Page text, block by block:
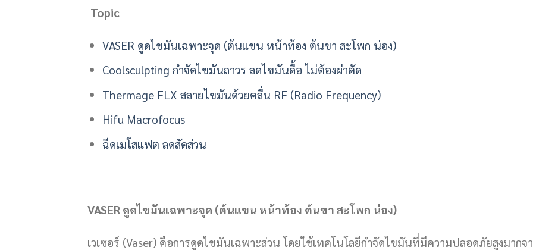
Topic
VASER ดูดไขมันเฉพาะจุด (ต้นแขน หน้าท้อง ต้นขา สะโพก น่อง)
Coolsculpting กำจัดไขมันถาวร ลดไขมันดื้อ ไม่ต้องผ่าตัด
Thermage FLX สลายไขมันด้วยคลื่น RF (Radio Frequency)
Hifu Macrofocus
ฉีดเมโสแฟต ลดสัดส่วน
VASER ดูดไขมันเฉพาะจุด (ต้นแขน หน้าท้อง ต้นขา สะโพก น่อง)
เวเซอร์ (Vaser) คือการดูดไขมันเฉพาะส่วน โดยใช้เทคโนโลยีกำจัดไขมันที่มีความปลอดภัยสูงมากจ